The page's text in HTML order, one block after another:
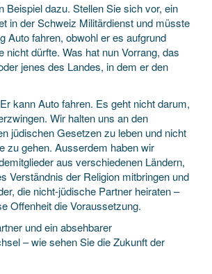
Beispiel dazu. Stellen Sie sich vor, ein
in der Schweiz Militärdienst und müsste
Auto fahren, obwohl er es aufgrund
nicht dürfte. Was hat nun Vorrang, das
jenes des Landes, in dem er den
kann Auto fahren. Es geht nicht darum,
Wir halten uns an den
jüdischen Gesetzen zu leben und nicht
zu gehen. Ausserdem haben wir
aus verschiedenen Ländern,
Verständnis der Religion mitbringen und
die nicht-jüdische Partner heiraten –
Offenheit die Voraussetzung.
und ein absehbarer
– wie sehen Sie die Zukunft der